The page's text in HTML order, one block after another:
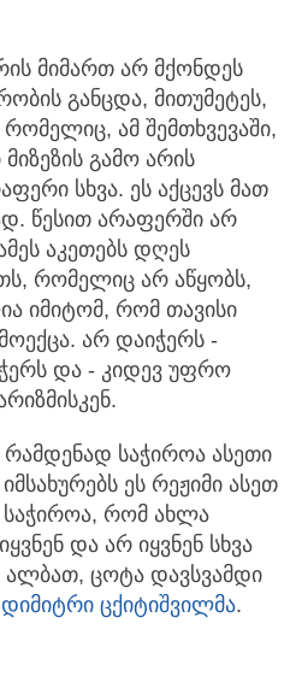
მიმართ არ მქონდეს
განცდა, მითუმეტეს,
ამ შემთხვევაში,
გამო არის
სხვა. ეს აქცევს მათ
წესით არაფერში არ
აკეთებს დღეს
რომელიც არ აწყობს,
იმიტომ, რომ თავისი
არ დაიჭერს -
და - კიდევ უფრო
საჭიროა ასეთი
ეს რეჟიმი ასეთ
რომ ახლა
და არ იყვნენ სხვა
ცოტა დავსვამდი
დიმიტრი ცქიტიშვილმა.